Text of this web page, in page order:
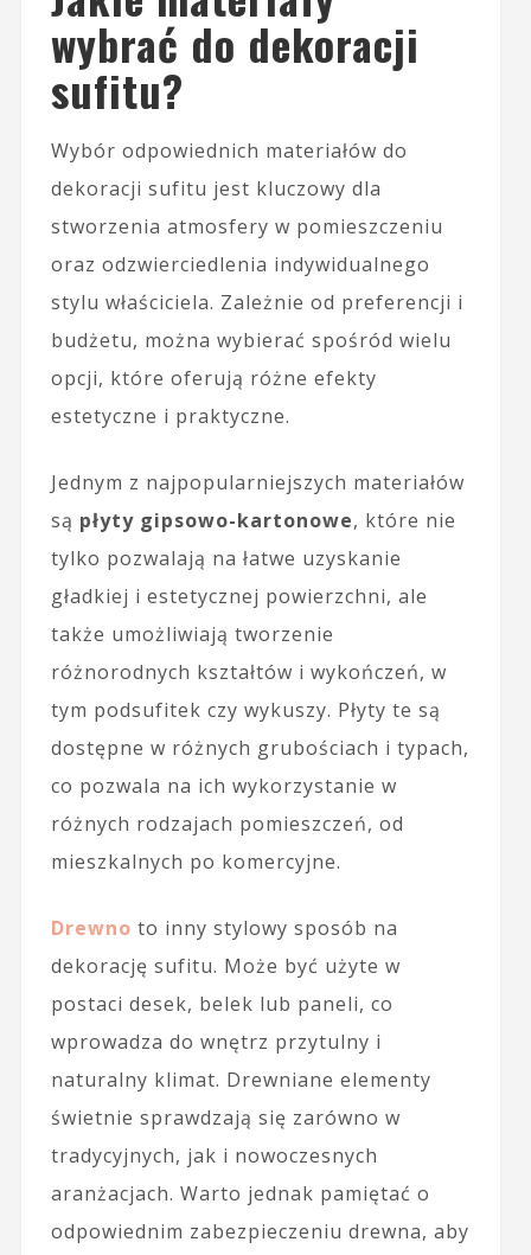
wybrać do dekoracji
sufitu?
Wybór odpowiednich materiałów do
dekoracji sufitu jest kluczowy dla
stworzenia atmosfery w pomieszczeniu
oraz odzwierciedlenia indywidualnego
stylu właściciela. Zależnie od preferencji i
budżetu, można wybierać spośród wielu
opcji, które oferują różne efekty
estetyczne i praktyczne.
Jednym z najpopularniejszych materiałów
są płyty gipsowo-kartonowe, które nie
tylko pozwalają na łatwe uzyskanie
gładkiej i estetycznej powierzchni, ale
także umożliwiają tworzenie
różnorodnych kształtów i wykończeń, w
tym podsufitek czy wykuszy. Płyty te są
dostępne w różnych grubościach i typach,
co pozwala na ich wykorzystanie w
różnych rodzajach pomieszczeń, od
mieszkalnych po komercyjne.
Drewno to inny stylowy sposób na
dekorację sufitu. Może być użyte w
postaci desek, belek lub paneli, co
wprowadza do wnętrz przytulny i
naturalny klimat. Drewniane elementy
świetnie sprawdzają się zarówno w
tradycyjnych, jak i nowoczesnych
aranżacjach. Warto jednak pamiętać o
odpowiednim zabezpieczeniu drewna, aby